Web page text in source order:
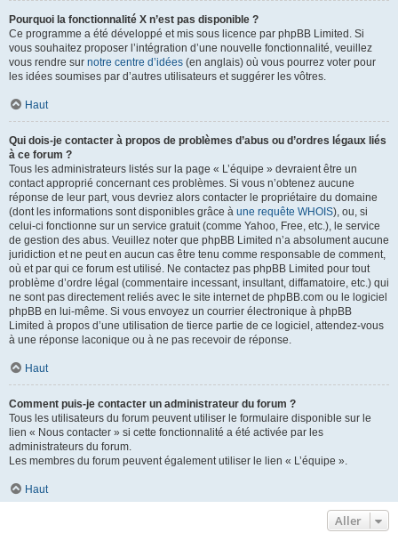
Pourquoi la fonctionnalité X n’est pas disponible ?
Ce programme a été développé et mis sous licence par phpBB Limited. Si
vous souhaitez proposer l’intégration d’une nouvelle fonctionnalité, veuillez
vous rendre sur notre centre d’idées (en anglais) où vous pourrez voter pour
les idées soumises par d’autres utilisateurs et suggérer les vôtres.
Haut
Qui dois-je contacter à propos de problèmes d’abus ou d’ordres légaux liés
à ce forum ?
Tous les administrateurs listés sur la page « L’équipe » devraient être un
contact approprié concernant ces problèmes. Si vous n’obtenez aucune
réponse de leur part, vous devriez alors contacter le propriétaire du domaine
(dont les informations sont disponibles grâce à une requête WHOIS), ou, si
celui-ci fonctionne sur un service gratuit (comme Yahoo, Free, etc.), le service
de gestion des abus. Veuillez noter que phpBB Limited n’a absolument aucune
juridiction et ne peut en aucun cas être tenu comme responsable de comment,
où et par qui ce forum est utilisé. Ne contactez pas phpBB Limited pour tout
problème d’ordre légal (commentaire incessant, insultant, diffamatoire, etc.) qui
ne sont pas directement reliés avec le site internet de phpBB.com ou le logiciel
phpBB en lui-même. Si vous envoyez un courrier électronique à phpBB
Limited à propos d’une utilisation de tierce partie de ce logiciel, attendez-vous
à une réponse laconique ou à ne pas recevoir de réponse.
Haut
Comment puis-je contacter un administrateur du forum ?
Tous les utilisateurs du forum peuvent utiliser le formulaire disponible sur le
lien « Nous contacter » si cette fonctionnalité a été activée par les
administrateurs du forum.
Les membres du forum peuvent également utiliser le lien « L’équipe ».
Haut
Aller